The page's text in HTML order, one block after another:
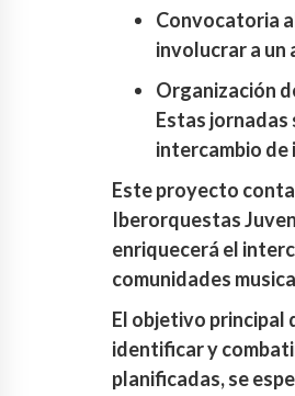
Convocatoria
involucrar a un
Organización
Estas jornadas
intercambio de
Este proyecto
Iberorquestas
enriquecerá el
comunidades
El objetivo principal
identificar y
planificadas, se